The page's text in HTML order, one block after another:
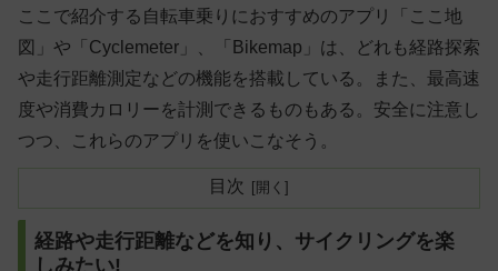
ここで紹介する自転車乗りにおすすめのアプリ「ここ地
図」や「Cyclemeter」、「Bikemap」は、どれも経路探索
や走行距離測定などの機能を搭載している。また、最高速
度や消費カロリーを計測できるものもある。安全に注意し
つつ、これらのアプリを使いこなそう。
目次
経路や走行距離などを知り、サイクリングを楽
しみたい!